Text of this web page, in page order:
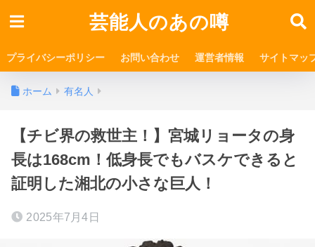
芸能人のあの噂
プライバシーポリシー お問い合わせ 運営者情報 サイトマッ
ホーム 有名人
【チビ界の救世主！】宮城リョータの身
長は168cm！低身長でもバスケできると
証明した湘北の小さな巨人！
2025年7月4日